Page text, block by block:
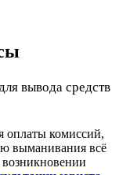
вывода средств
оплаты комиссий,
выманивания всё